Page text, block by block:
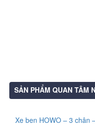
SẢN PHẨM QUAN TÂM
Xe ben HOWO – 3 chân